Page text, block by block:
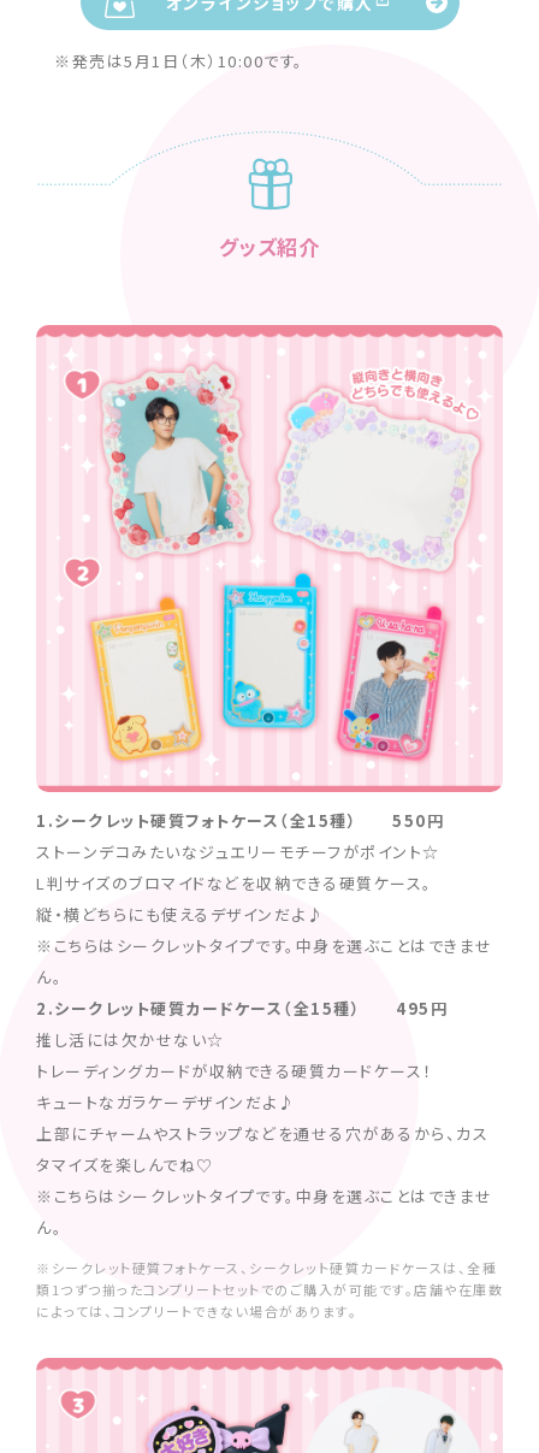
※発売は5月1日（木）10:00です。
グッズ紹介
1.シークレット硬質フォトケース（全15種） 550円
ストーンデコみたいなジュエリーモチーフがポイント☆
L判サイズのブロマイドなどを収納できる硬質ケース。
縦・横どちらにも使えるデザインだよ♪
※こちらはシークレットタイプです。中身を選ぶことはできませ
ん。
2.シークレット硬質カードケース（全15種） 495円
推し活には欠かせない☆
トレーディングカードが収納できる硬質カードケース！
キュートなガラケーデザインだよ♪
上部にチャームやストラップなどを通せる穴があるから、カス
タマイズを楽しんでね♡
※こちらはシークレットタイプです。中身を選ぶことはできませ
ん。
※シークレット硬質フォトケース、シークレット硬質カードケースは、全種
類1つずつ揃ったコンプリートセットでのご購入が可能です。店舗や在庫数
によっては、コンプリートできない場合があります。